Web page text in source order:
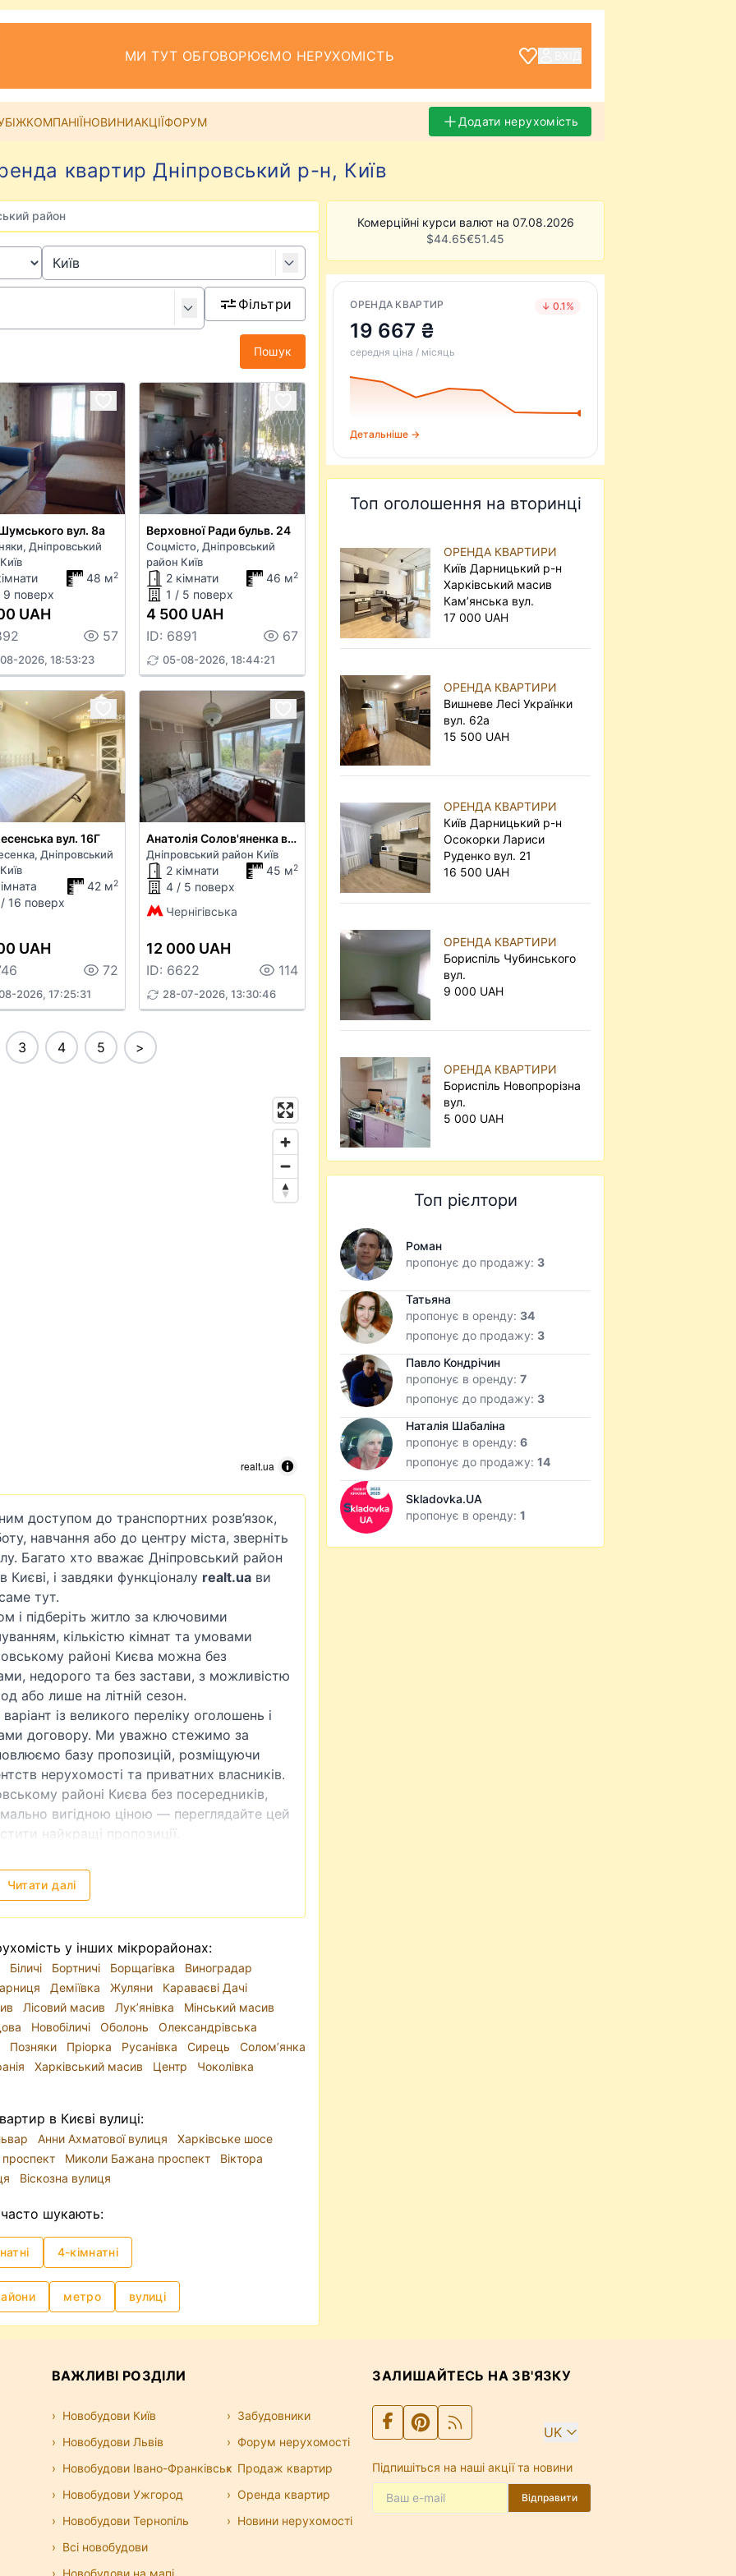
МИ ТУТ ОБГОВОРЮЄМО НЕРУХОМІСТЬ
КОМПАНІЇНОВИНИАКЦІЇФОРУМ Додати нерухомість
квартир Дніпровський р-н, Київ
район
Фільтри
Пошук
вул. 8а
Дніпровський
48 м2
9 поверх
UAH
57
2026, 18:53:23
Верховної Ради бульв. 24
Соцмісто, Дніпровський
район Київ
2 кімнати 46 м2
1 / 5 поверх
4 500 UAH
ID: 6891 67
05-08-2026, 18:44:21
вул. 16Г
Дніпровський
42 м2
16 поверх
UAH
72
2026, 17:25:31
Анатолія Солов'яненка вул. 17
Дніпровський район Київ
2 кімнати 45 м2
4 / 5 поверх
Чернігівська
12 000 UAH
ID: 6622 114
28-07-2026, 13:30:46
3 4 5 >
realt.ua
доступом до транспортних розв’язок,
навчання або до центру міста, зверніть
Багато хто вважає Дніпровський район
і завдяки функціоналу realt.ua ви
тут.
і підберіть житло за ключовими
кількістю кімнат та умовами
районі Києва можна без
недорого та без застави, з можливістю
або лише на літній сезон.
із великого переліку оголошень і
договору. Ми уважно стежимо за
базу пропозицій, розміщуючи
нерухомості та приватних власників.
районі Києва без посередників,
вигідною ціною — переглядайте цей
найкращі пропозиції.
Читати далі
у інших мікрорайонах:
Біличі Бортничі Борщагівка
Виноградар
Деміївка Жуляни
Караваєві Дачі
Лісовий масив Лук’янівка
Мінський масив
Новобіличі Оболонь
Олександрівська
Позняки Пріорка Русанівка Сирець
Солом’янка
Харківський масив Центр
Чоколівка
в Києві вулиці:
Анни Ахматової вулиця
Харківське шосе
Миколи Бажана проспект
Віктора
Віскозна вулиця
часто шукають:
4-кімнатні
метро вулиці
Комерційні курси валют на 07.08.2026
$44.65€51.45
ОРЕНДА КВАРТИР ↓ 0.1%
19 667 ₴
середня ціна / місяць
Детальніше →
Топ оголошення на вторинці
ОРЕНДА КВАРТИРИ
Київ Дарницький р-н
Харківський масив
Кам’янська вул.
17 000 UAH
ОРЕНДА КВАРТИРИ
Вишневе Лесі Українки
вул. 62а
15 500 UAH
ОРЕНДА КВАРТИРИ
Київ Дарницький р-н
Осокорки Лариси
Руденко вул. 21
16 500 UAH
ОРЕНДА КВАРТИРИ
Бориспіль Чубинського
вул.
9 000 UAH
ОРЕНДА КВАРТИРИ
Бориспіль Новопрорізна
вул.
5 000 UAH
Топ рієлтори
Роман
пропонує до продажу: 3
Татьяна
пропонує в оренду: 34
пропонує до продажу: 3
Павло Кондрічин
пропонує в оренду:7
пропонує до продажу: 3
Наталія Шабаліна
пропонує в оренду:6
пропонує до продажу:14
Skladovka.UA
пропонує в оренду:1
ВАЖЛИВІ РОЗДІЛИ
Новобудови Київ
Новобудови Львів
Новобудови Івано-Франківськ
Новобудови Ужгород
Новобудови Тернопіль
Всі новобудови
Новобудови на мапі
Забудовники
Форум нерухомості
Продаж квартир
Оренда квартир
Новини нерухомості
ЗАЛИШАЙТЕСЬ НА ЗВ'ЯЗКУ
UK
Підпишіться на наші акції та новини
Відправити